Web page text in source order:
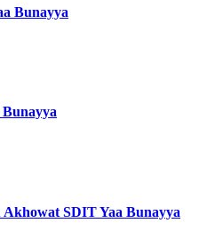
Bunayya
SDIT Yaa Bunayya